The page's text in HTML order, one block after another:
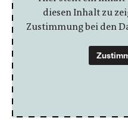
diesen Inhalt zu
Zustimmung bei den